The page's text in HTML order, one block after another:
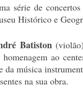
série de
Histórico e
Batiston
ao
da música
na sua obra.